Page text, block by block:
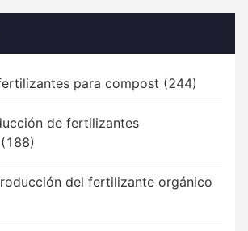
para compost (244)
de fertilizantes
del fertilizante orgánico